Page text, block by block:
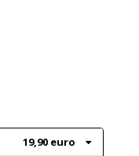
19,90 euro